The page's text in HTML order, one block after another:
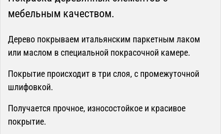
мебельным качеством.
Дерево покрываем итальянским паркетным лаком
или маслом в специальной покрасочной камере.
Покрытие происходит в три слоя, с промежуточной
шлифовкой.
Получается прочное, износостойкое и красивое
покрытие.